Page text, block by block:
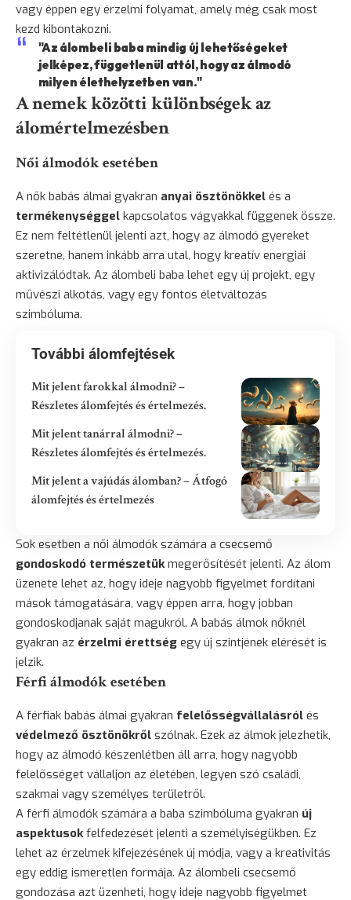
vagy éppen egy érzelmi folyamat, amely még csak most
kezd kibontakozni.
"Az álombeli baba mindig új lehetőségeket
jelképez, függetlenül attól, hogy az álmodó
milyen élethelyzetben van."
A nemek közötti különbségek az
álomértelmezésben
Női álmodók esetében
A nők babás álmai gyakran anyai ösztönökkel és a
termékenységgel kapcsolatos vágyakkal függenek össze.
Ez nem feltétlenül jelenti azt, hogy az álmodó gyereket
szeretne, hanem inkább arra utal, hogy kreatív energiái
aktivizálódtak. Az álombeli baba lehet egy új projekt, egy
művészi alkotás, vagy egy fontos életváltozás
szimbóluma.
További álomfejtések
Mit jelent farokkal álmodni? –
Részletes álomfejtés és értelmezés.
Mit jelent tanárral álmodni? –
Részletes álomfejtés és értelmezés.
Mit jelent a vajúdás álomban? – Átfogó
álomfejtés és értelmezés
Sok esetben a női álmodók számára a csecsemő
gondoskodó természetükmegerősítését jelenti. Az álom
üzenete lehet az, hogy ideje nagyobb figyelmet fordítani
mások támogatására, vagy éppen arra, hogy jobban
gondoskodjanak saját magukról. A babás álmok nőknél
gyakran az érzelmi érettség egy új szintjének elérését is
jelzik.
Férfi álmodók esetében
A férfiak babás álmai gyakran felelősségvállalásról és
védelmező ösztönökről szólnak. Ezek az álmok jelezhetik,
hogy az álmodó készenlétben áll arra, hogy nagyobb
felelősséget vállaljon az életében, legyen szó családi,
szakmai vagy személyes területről.
A férfi álmodók számára a baba szimbóluma gyakran új
aspektusokfelfedezését jelenti a személyiségükben. Ez
lehet az érzelmek kifejezésének új módja, vagy a kreativitás
egy eddig ismeretlen formája. Az álombeli csecsemő
gondozása azt üzenheti, hogy ideje nagyobb figyelmet